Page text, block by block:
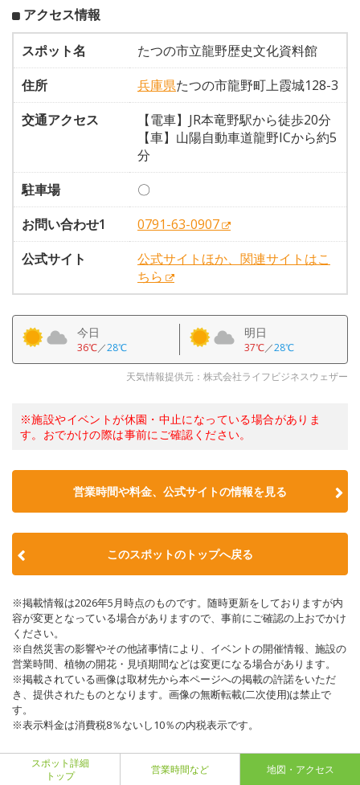
アクセス情報
スポット名
たつの市立龍野歴史文化資料館
住所
兵庫県たつの市龍野町上霞城128-3
交通アクセス
【電車】JR本竜野駅から徒歩20分
【車】山陽自動車道龍野ICから約5
分
駐車場
〇
お問い合わせ1
0791-63-0907
公式サイト
公式サイトほか、関連サイトはこ
ちら
今日
36℃／28℃
明日
37℃／28℃
天気情報提供元：株式会社ライフビジネスウェザー
※施設やイベントが休園・中止になっている場合がありま
す。おでかけの際は事前にご確認ください。
営業時間や料金、公式サイトの情報を見る
このスポットのトップへ戻る
※掲載情報は2026年5月時点のものです。随時更新をしておりますが内
容が変更となっている場合がありますので、事前にご確認の上おでかけ
ください。
※自然災害の影響やその他諸事情により、イベントの開催情報、施設の
営業時間、植物の開花・見頃期間などは変更になる場合があります。
※掲載されている画像は取材先から本ページへの掲載の許諾をいただ
き、提供されたものとなります。画像の無断転載(二次使用)は禁止で
す。
※表示料金は消費税8％ないし10％の内税表示です。
スポット詳細
トップ
営業時間など 地図・アクセス